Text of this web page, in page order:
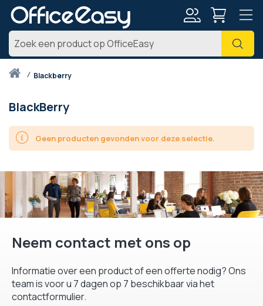
Zoek
Thuisblackberry
BlackBerry
Geen producten gevonden voor deze selectie.
Neem contact met ons op
Informatie over een product of een offerte nodig? Ons
team is voor u 7 dagen op 7 beschikbaar via het
contactformulier.